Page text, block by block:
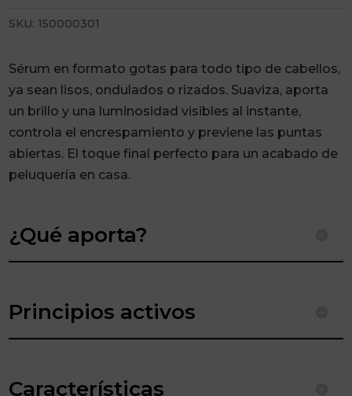
Drops
Style
80ML
Hair
Company
cantidad
SKU: 150000301
Sérum en formato gotas para todo tipo de cabellos,
ya sean lisos, ondulados o rizados. Suaviza, aporta
un brillo y una luminosidad visibles al instante,
controla el encrespamiento y previene las puntas
abiertas. El toque final perfecto para un acabado de
peluquería en casa.
¿Qué aporta?
Principios activos
Características